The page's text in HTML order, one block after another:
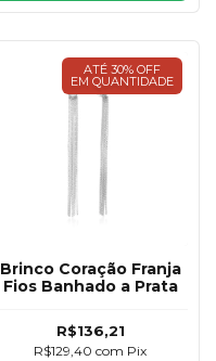
ATÉ 30% OFF
EM QUANTIDADE
Brinco Coração Franja
Fios Banhado a Prata
R$136,21
R$129,40com Pix